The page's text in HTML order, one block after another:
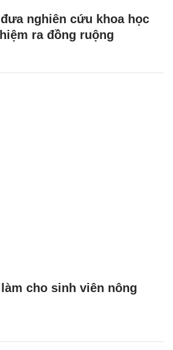
nghiên cứu khoa học
ra đồng ruộng
cho sinh viên nông